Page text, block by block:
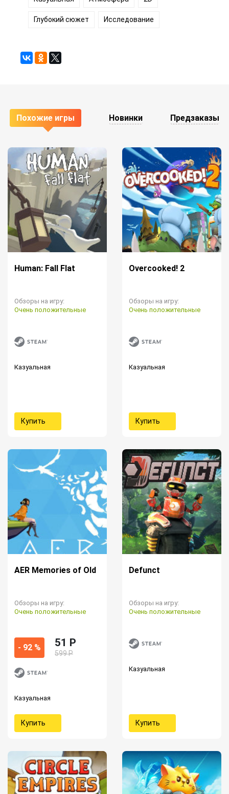
Глубокий сюжет Исследование
Похожие игры Новинки Предзаказы
Human: Fall Flat
Обзоры на игру:
Очень положительные
Казуальная
Купить
Overcooked! 2
Обзоры на игру:
Очень положительные
Казуальная
Купить
AER Memories of Old
Обзоры на игру:
Очень положительные
- 92 % 51 P
599 Р
Казуальная
Купить
Defunct
Обзоры на игру:
Очень положительные
Казуальная
Купить